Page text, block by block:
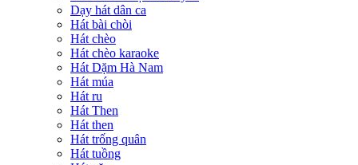
Dạy hát dân ca
Hát bài chòi
Hát chèo
Hát chèo karaoke
Hát Dặm Hà Nam
Hát múa
Hát ru
Hát Then
Hát then
Hát trống quân
Hát tuồng